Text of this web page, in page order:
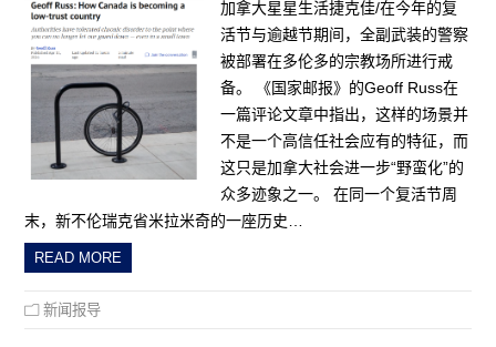
加拿大星星生活捷克佳/在今年的复
活节与逾越节期间，全副武装的警察
被部署在多伦多的宗教场所进行戒
备。 《国家邮报》的Geoff Russ在
一篇评论文章中指出，这样的场景并
不是一个高信任社会应有的特征，而
这只是加拿大社会进一步“野蛮化”的
众多迹象之一。 在同一个复活节周
末，新不伦瑞克省米拉米奇的一座历史…
READ MORE
新闻报导